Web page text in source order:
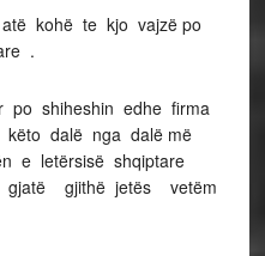
kohë te kjo vajzë po
.
shiheshin edhe firma
dalë nga dalë më
e letërsisë shqiptare
gjatë gjithë jetës vetëm